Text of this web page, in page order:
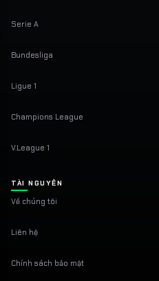
Serie A
Bundesliga
Ligue 1
Champions League
V.League 1
TÀI NGUYÊN
Về chúng tôi
Liên hệ
Chính sách bảo mật